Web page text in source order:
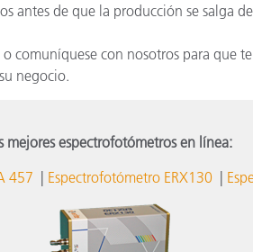
antes de que la producción se salga
comuníquese con nosotros para que
negocio.
mejores espectrofotómetros en línea:
457 | Espectrofotómetro ERX130 |